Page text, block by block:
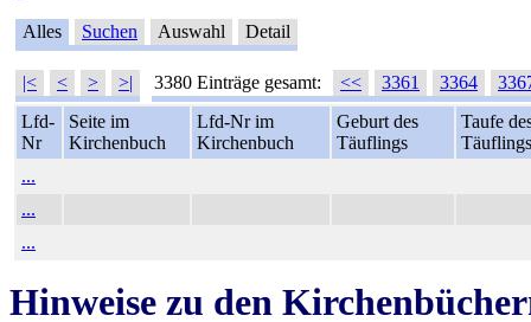
Alles Suchen Auswahl Detail
|< < > >| 3380 Einträge gesamt: << 3361 3364
Lfd-
Nr
Seite im
Kirchenbuch
Lfd-Nr im
Kirchenbuch
Geburt des
Täuflings
Taufe
Täuflings
...
...
...
Hinweise zu den